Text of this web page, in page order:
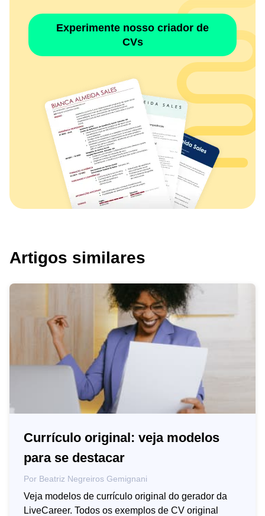
Experimente nosso criador de
CVs
Artigos similares
Currículo original: veja modelos
para se destacar
Por Beatriz Negreiros Gemignani
Veja modelos de currículo original do gerador da
LiveCareer. Todos os exemplos de CV original